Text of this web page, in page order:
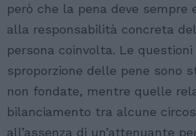
però che la pena deve sempre
alla responsabilità concreta
persona coinvolta. Le
sproporzione delle pene sono
non fondate, mentre quelle
bilanciamento tra alcune
all’assenza di un’attenuante